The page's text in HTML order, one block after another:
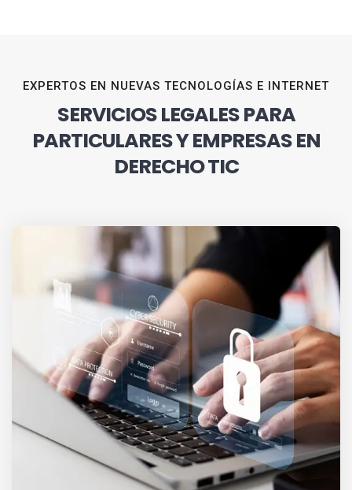
EXPERTOS EN NUEVAS TECNOLOGÍAS E INTERNET
SERVICIOS LEGALES PARA
PARTICULARES Y EMPRESAS EN
DERECHO TIC